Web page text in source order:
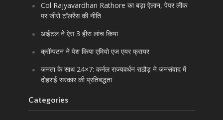
Col Rajyavardhan Rathore का बड़ा ऐलान, पेपर लीक
पर जीरो टॉलरेंस की नीति
आईटल ने ऐस 3 हीरा लांच किया
क्रॉम्पटन ने पेश किया एमियो एज एयर फ्रायर
जनता के साथ 24×7: कर्नल राज्यवर्धन राठौड़ ने जनसंवाद में
दोहराई सरकार की प्रतिबद्धता
Categories